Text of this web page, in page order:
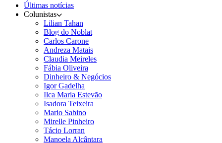
Últimas notícias
Colunistas
Lilian Tahan
Blog do Noblat
Carlos Carone
Andreza Matais
Claudia Meireles
Fábia Oliveira
Dinheiro & Negócios
Igor Gadelha
Ilca Maria Estevão
Isadora Teixeira
Mario Sabino
Mirelle Pinheiro
Tácio Lorran
Manoela Alcântara